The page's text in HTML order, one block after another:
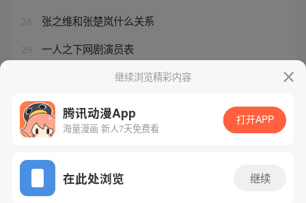
28 张之维和张楚岚什么关系
29 一人之下网剧演员表
ps5黑神话悟空几点上线继续浏览精彩内容
腾讯动漫App
海量漫画 新人7天免费看
打开APP
在此处浏览 继续
网站备案/许可证号：粤B2-20090059-5
Copyright©1998 - 2026 Tencent. All Rights Reserved